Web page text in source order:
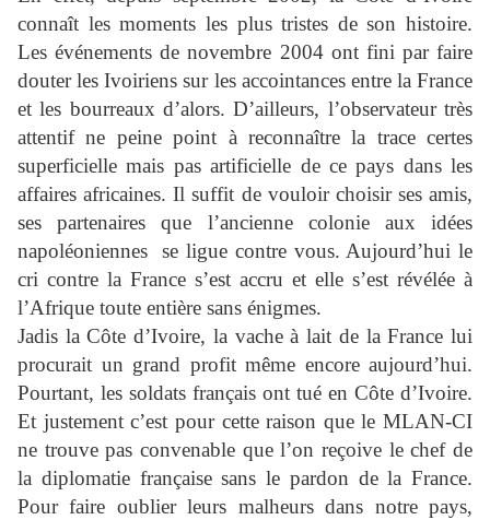
connaît les moments les plus tristes de son histoire.
Les événements de novembre 2004 ont fini par faire
douter les Ivoiriens sur les accointances entre la France
et les bourreaux d’alors. D’ailleurs, l’observateur très
attentif ne peine point à reconnaître la trace certes
superficielle mais pas artificielle de ce pays dans les
affaires africaines. Il suffit de vouloir choisir ses amis,
ses partenaires que l’ancienne colonie aux idées
napoléoniennes
se ligue contre vous. Aujourd’hui le
cri contre la France s’est accru et elle s’est révélée à
l’Afrique toute entière sans énigmes.
Jadis la Côte d’Ivoire, la vache à lait de la France lui
procurait un grand profit même encore aujourd’hui.
Pourtant, les soldats français ont tué en Côte d’Ivoire.
Et justement c’est pour cette raison que le MLAN-CI
ne trouve pas convenable que l’on reçoive le chef de
la diplomatie française sans le pardon de la France.
Pour faire oublier leurs malheurs dans notre pays,